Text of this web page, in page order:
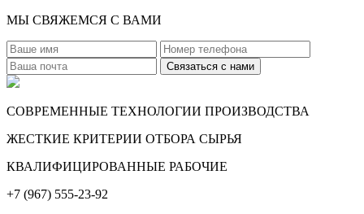
МЫ СВЯЖЕМСЯ С ВАМИ
СОВРЕМЕННЫЕ ТЕХНОЛОГИИ ПРОИЗВОДСТВА
ЖЕСТКИЕ КРИТЕРИИ ОТБОРА СЫРЬЯ
КВАЛИФИЦИРОВАННЫЕ РАБОЧИЕ
+7 (967) 555-23-92